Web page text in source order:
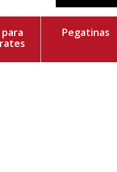
Pegatinas